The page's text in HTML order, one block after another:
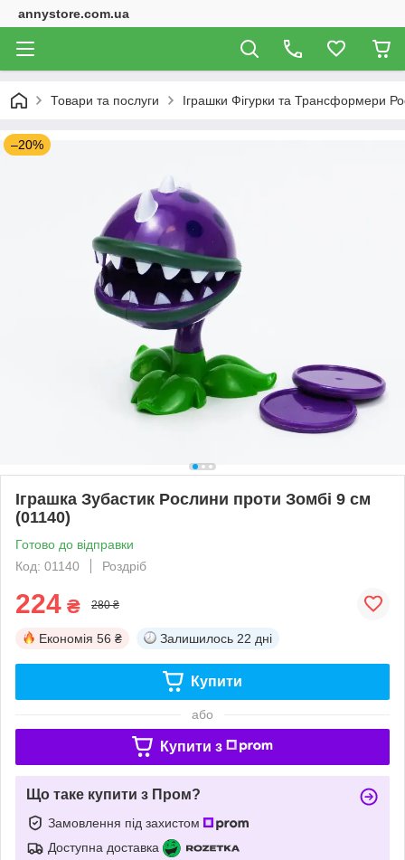
annystore.com.ua
Товари та послуги Іграшки Фігурки та Трансформери
–20%
Іграшка Зубастик Рослини проти Зомбі 9 см
(01140)
Готово до відправки
Код: 01140
Роздріб
224 ₴ 280 ₴
Економія 56 ₴ Залишилось 22 дні
Купити
або
Купити з
Що таке купити з Пром?
Замовлення під захистом
Доступна доставка